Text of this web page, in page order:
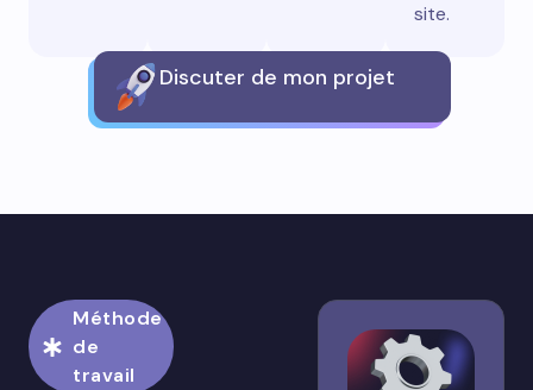
site.
Discuter de mon projet
Méthode
de
travail